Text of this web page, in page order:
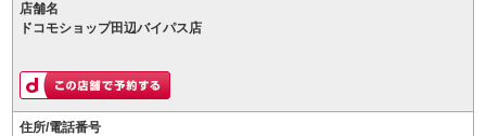
店舗名
ドコモショップ田辺バイパス店
住所/電話番号